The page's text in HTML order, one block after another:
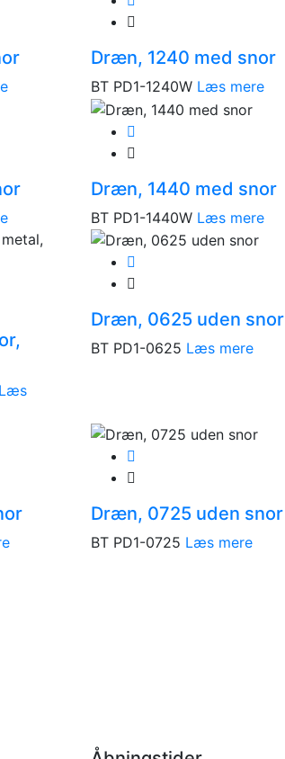
Dræn, 1240 med snor
BT PD1-1240W Læs mere
Dræn, 1440 med snor
BT PD1-1440W Læs mere
Læs
Dræn, 0625 uden snor
BT PD1-0625 Læs mere
Dræn, 0725 uden snor
BT PD1-0725 Læs mere